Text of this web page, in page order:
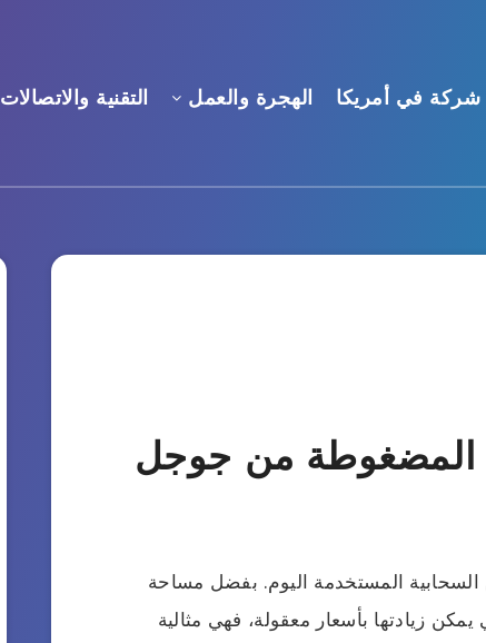
في أمريكا الهجرة والعمل التقنية والاتصالات
المضغوطة من جوجل
المستخدمة اليوم. بفضل مساحة
التي تبلغ 15 جيجابايت والتي يمكن زيادتها بأسعار معقولة، فهي مثالية